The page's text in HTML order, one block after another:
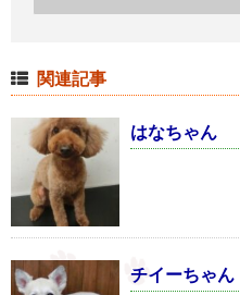
関連記事
はなちゃん
チイーちゃん